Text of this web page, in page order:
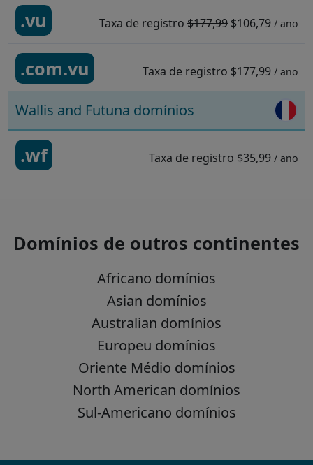
.vu Taxa de registro $177,99 $106,79 / ano
.com.vu Taxa de registro $177,99 / ano
Wallis and Futuna domínios
.wf Taxa de registro $35,99 / ano
Domínios de outros continentes
Africano domínios
Asian domínios
Australian domínios
Europeu domínios
Oriente Médio domínios
North American domínios
Sul-Americano domínios